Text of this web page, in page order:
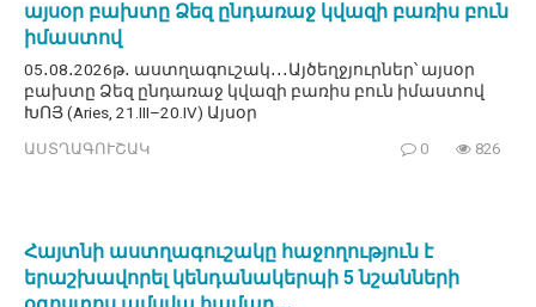
այսօր բախտը Ձեզ ընդառաջ կվազի բառիս բուն
իմաստով
05․08․2026թ․ աստղագուշակ․․․Այծեղջյուրներ՝ այսօր
բախտը Ձեզ ընդառաջ կվազի բառիս բուն իմաստով
ԽՈՅ (Aries, 21.III–20.IV) Այսօր
ԱՍՏՂԱԳՈՒՇԱԿ 0 826
Հայտնի աստղագուշակը հաջողություն է
երաշխավորել կենդանակերպի 5 նշանների